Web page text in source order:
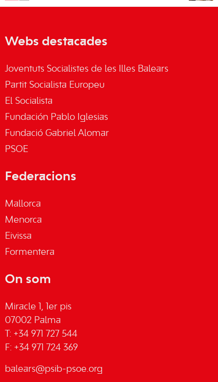
Webs destacades
Joventuts Socialistes de les Illes Balears
Partit Socialista Europeu
El Socialista
Fundación Pablo Iglesias
Fundació Gabriel Alomar
PSOE
Federacions
Mallorca
Menorca
Eivissa
Formentera
On som
Miracle 1, 1er pis
07002 Palma
T: +34 971 727 544
F: +34 971 724 369
balears@psib-psoe.org